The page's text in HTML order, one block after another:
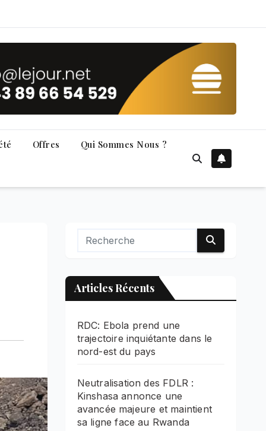
Offres Qui Sommes Nous ?
Articles Récents
RDC: Ebola prend une
trajectoire inquiétante dans le
nord-est du pays
Neutralisation des FDLR :
Kinshasa annonce une
avancée majeure et maintient
sa ligne face au Rwanda